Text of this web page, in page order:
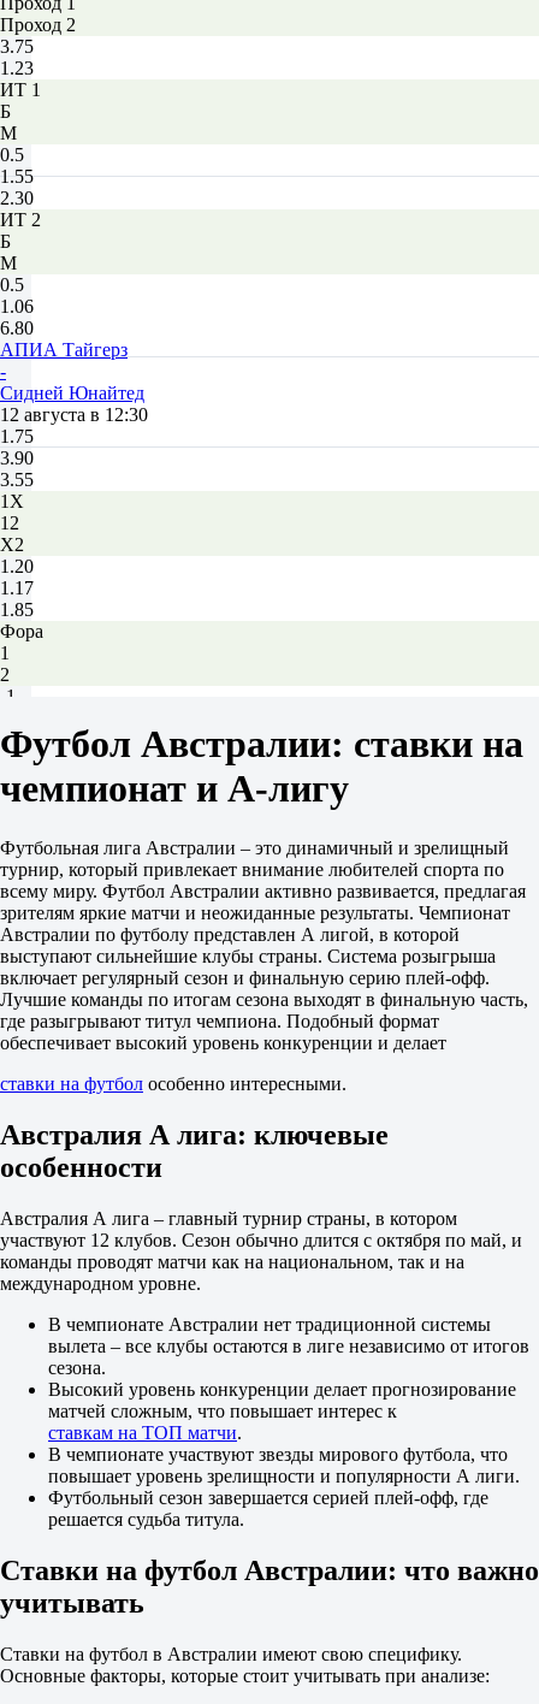
Проход 2
3.75
1.23
ИТ 1
Б
М
0.5
1.55
2.30
ИТ 2
Б
М
0.5
1.06
6.80
АПИА Тайгерз
-
Сидней Юнайтед
12 августа в 12:30
1.75
3.90
3.55
1X
12
X2
1.20
1.17
1.85
Фора
1
2
-1
+1
1.55
Тотал
2.5
1.72
2.00
Обе забьют
Да
1.65
Нет
2.10
Проход 1
Проход 2
2.60
Б
М
0.5
4.80
ИТ 2
Б
М
1.40
Брансвик Ювентус
Престон Лайонс
12 августа в 12:30
5.00
1.47
X2
2.30
1.14
Фора
1
Футбол Австралии: ставки на
чемпионат и А-лигу
Футбольная лига Австралии – это динамичный и зрелищный
турнир, который привлекает внимание любителей спорта по
всему миру. Футбол Австралии активно развивается, предлагая
зрителям яркие матчи и неожиданные результаты. Чемпионат
Австралии по футболу представлен А лигой, в которой
выступают сильнейшие клубы страны. Система розыгрыша
включает регулярный сезон и финальную серию плей-офф.
Лучшие команды по итогам сезона выходят в финальную часть,
где разыгрывают титул чемпиона. Подобный формат
обеспечивает высокий уровень конкуренции и делает
ставки на футбол особенно интересными.
Австралия А лига: ключевые
особенности
Австралия А лига – главный турнир страны, в котором
участвуют 12 клубов. Сезон обычно длится с октября по май, и
команды проводят матчи как на национальном, так и на
международном уровне.
В чемпионате Австралии нет традиционной системы
вылета – все клубы остаются в лиге независимо от итогов
сезона.
Высокий уровень конкуренции делает прогнозирование
матчей сложным, что повышает интерес к
ставкам на ТОП матчи.
В чемпионате участвуют звезды мирового футбола, что
повышает уровень зрелищности и популярности А лиги.
Футбольный сезон завершается серией плей-офф, где
решается судьба титула.
Ставки на футбол Австралии: что важно
учитывать
Ставки на футбол в Австралии имеют свою специфику.
Основные факторы, которые стоит учитывать при анализе: